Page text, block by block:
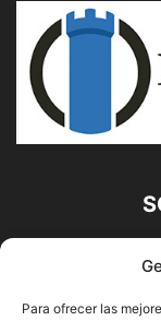
Para ofrecer las
Diario Alhaurín
Francisco E.